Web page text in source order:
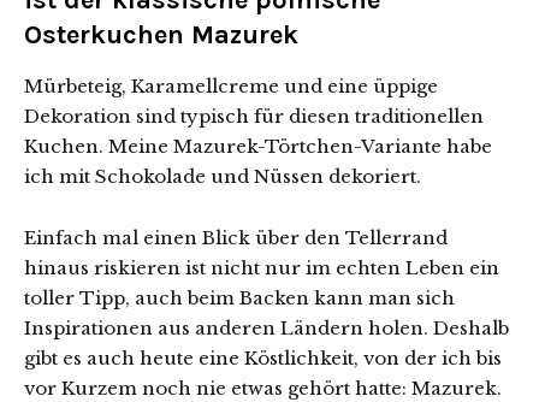
Osterkuchen Mazurek
Mürbeteig, Karamellcreme und eine üppige
Dekoration sind typisch für diesen traditionellen
Kuchen. Meine Mazurek-Törtchen-Variante habe
ich mit Schokolade und Nüssen dekoriert.
Einfach mal einen Blick über den Tellerrand
hinaus riskieren ist nicht nur im echten Leben ein
toller Tipp, auch beim Backen kann man sich
Inspirationen aus anderen Ländern holen. Deshalb
gibt es auch heute eine Köstlichkeit, von der ich bis
vor Kurzem noch nie etwas gehört hatte: Mazurek.